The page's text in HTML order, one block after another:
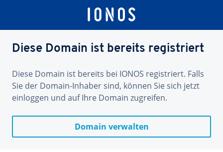
Diese Domain ist bereits registriert
Diese Domain ist bereits bei IONOS registriert. Falls
Sie der Domain-Inhaber sind, können Sie sich jetzt
einloggen und auf Ihre Domain zugreifen.
Domain verwalten